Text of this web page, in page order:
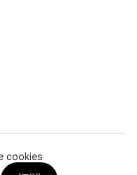
cookies